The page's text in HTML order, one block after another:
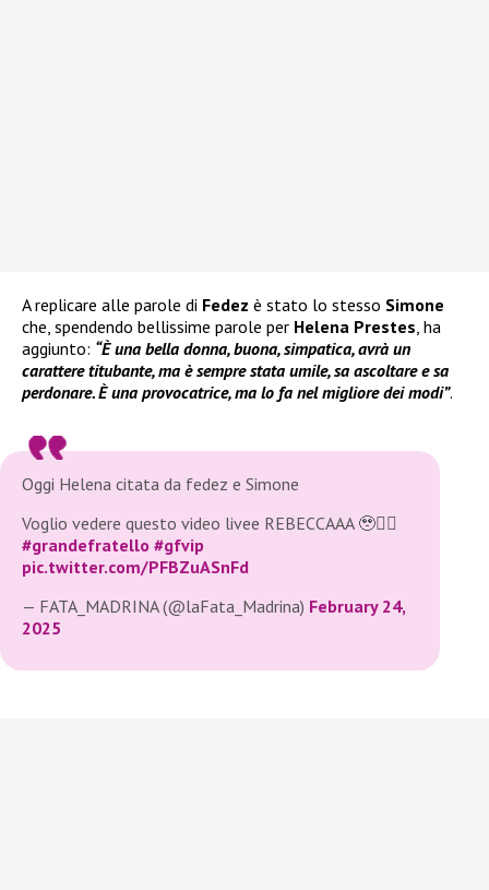
A replicare alle parole di Fedez è stato lo stesso Simone
che, spendendo bellissime parole per Helena Prestes, ha
aggiunto: “È una bella donna, buona, simpatica, avrà un
carattere titubante, ma è sempre stata umile, sa ascoltare e sa
perdonare. È una provocatrice, ma lo fa nel migliore dei modi”.
Oggi Helena citata da fedez e Simone
Voglio vedere questo video livee REBECCAAA 🥹❤️‍🔥
#grandefratello #gfvip
pic.twitter.com/PFBZuASnFd
— FATA_MADRINA (@laFata_Madrina) February 24,
2025